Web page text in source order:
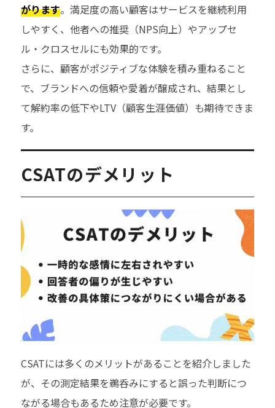
がります。満足度の高い顧客はサービスを継続利用
しやすく、他者への推奨（NPS向上）やアップセ
ル・クロスセルにも効果的です。
さらに、顧客がポジティブな体験を積み重ねること
で、ブランドへの信頼や愛着が醸成され、結果とし
て解約率の低下やLTV（顧客生涯価値）も期待できま
す。
CSATのデメリット
CSATには多くのメリットがあることを紹介しました
が、その測定結果を鵜呑みにすると誤った判断につ
ながる場合もあるため注意が必要です。